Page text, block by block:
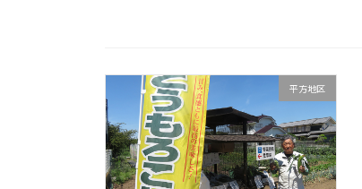
平方地区